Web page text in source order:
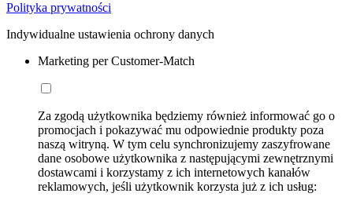
Polityka prywatności
Indywidualne ustawienia ochrony danych
Marketing per Customer-Match
Za zgodą użytkownika będziemy również informować go o
promocjach i pokazywać mu odpowiednie produkty poza
naszą witryną. W tym celu synchronizujemy zaszyfrowane
dane osobowe użytkownika z następującymi zewnętrznymi
dostawcami i korzystamy z ich internetowych kanałów
reklamowych, jeśli użytkownik korzysta już z ich usług: